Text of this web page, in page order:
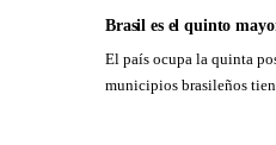
Brasil es el quinto
El país ocupa la quinta
municipios brasileños